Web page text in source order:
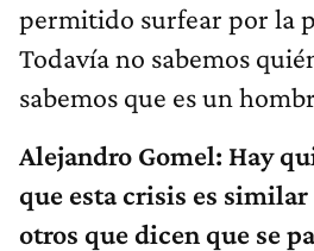
permitido surfear por la
Todavía no sabemos
sabemos que es un
Alejandro Gomel: Hay
que esta crisis es
otros que dicen que se